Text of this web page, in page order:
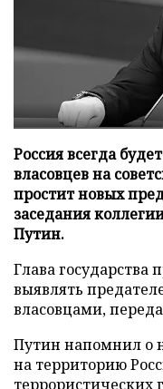
Россия всегда
власовцев на
простит новых
заседания
Путин.
Глава государства
выявлять
власовцами,
Путин напомнил о
на территорию
террористических